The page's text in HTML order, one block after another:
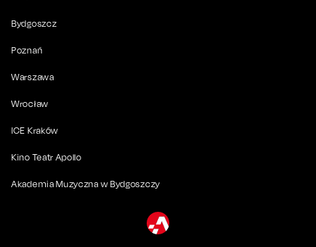
Bydgoszcz
Poznań
Warszawa
Wrocław
ICE Kraków
Kino Teatr Apollo
Akademia Muzyczna w Bydgoszczy